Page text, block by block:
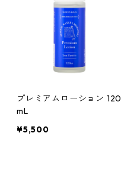
プレミアムローション 120
mL
¥5,500